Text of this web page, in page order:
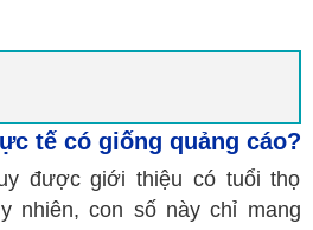
tế có giống quảng cáo?
được giới thiệu có tuổi thọ
nhiên, con số này chỉ mang